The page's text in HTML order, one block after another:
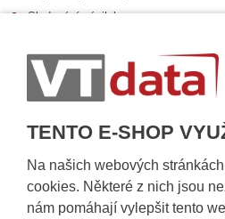
TENTO E-SHOP
Na našich webových
cookies. Některé z nich jsou
nám pomáhají vylepšit tento
Sledování zásilek
Informace k dostupnosti zboží
Obecné informace